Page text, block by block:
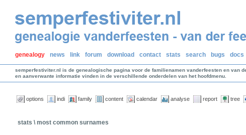
genealogy news link forum download contact stats search bugs docs
semperfestiviter.nl is de genealogische pagina voor de familienamen vanderfeesten en van
en aanverwante informatie vinden in de verschillende onderdelen van het hoofdmenu.
options indi family content calendar analyse report tree
stats \ most common surnames